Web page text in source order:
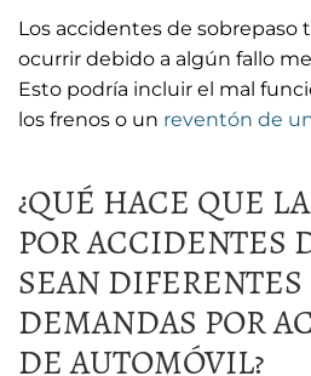
Los accidentes de
ocurrir debido a algún fallo
Esto podría incluir el mal
los frenos o un reventón de
¿QUÉ HACE QUE
POR ACCIDENTES
SEAN DIFERENTES
DEMANDAS POR
DE AUTOMÓVIL?